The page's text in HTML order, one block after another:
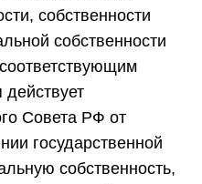
собственности
собственности
Совета РФ от
государственной
собственность,